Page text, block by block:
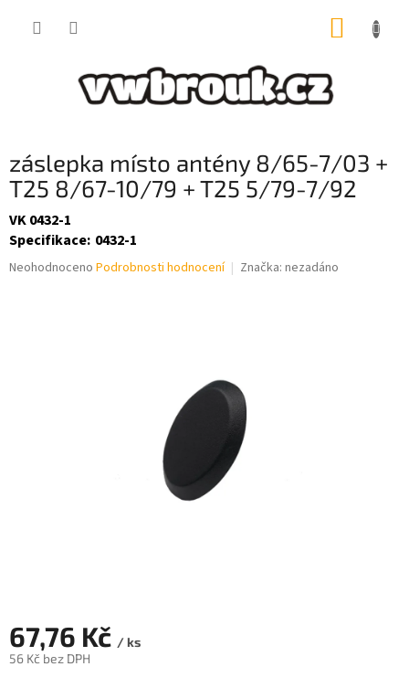
záslepka místo antény 8/65-7/03 +
T25 8/67-10/79 + T25 5/79-7/92
VK 0432-1
Specifikace: 0432-1
Průměrné
Neohodnoceno Podrobnosti hodnocení Značka: nezadáno
67,76 Kč / ks
56 Kč bez DPH